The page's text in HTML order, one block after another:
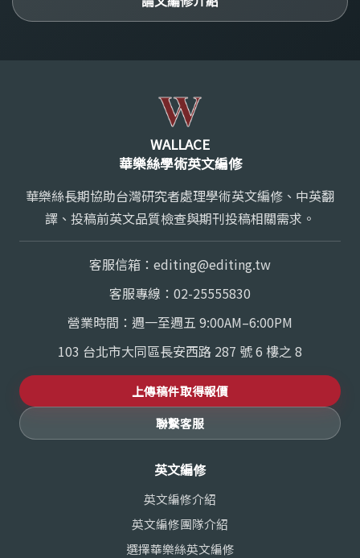
WALLACE
華樂絲學術英文編修
華樂絲長期協助台灣研究者處理學術英文編修、中英翻
譯、投稿前英文品質檢查與期刊投稿相關需求。
客服信箱： editing@editing.tw
客服專線： 02-25555830
營業時間：週一至週五 9:00AM–6:00PM
103 台北市大同區長安西路 287 號 6 樓之 8
上傳稿件取得報價
聯繫客服
英文編修
英文編修介紹
英文編修團隊介紹
選擇華樂絲英文編修